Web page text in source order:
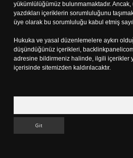
yükümlülüğümüz bulunmamaktadır.
yazdıkları içeriklerin sorumluluğunu
üye olarak bu sorumluluğu kabul etmiş
Hukuka ve yasal düzenlemelere aykırı
düşündüğünüz içerikleri,
adresine bildirmeniz halinde, ilgili içerikler
içerisinde sitemizden kaldırılacaktır.